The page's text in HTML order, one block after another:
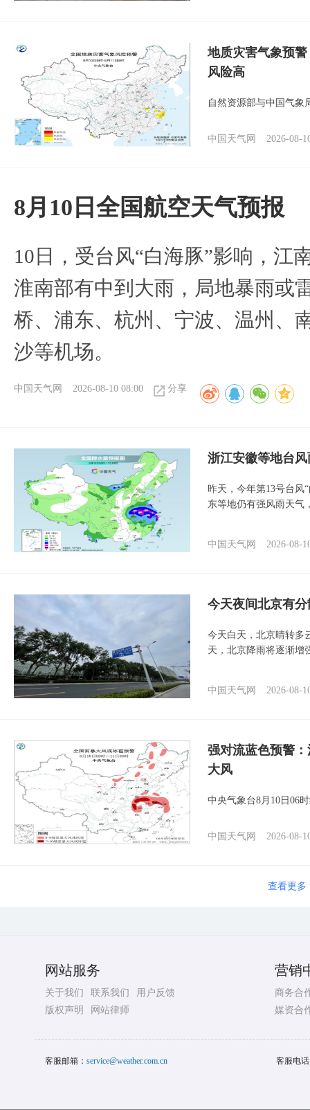
地质灾害气象预
风险高
自然资源部与中国气象
中国天气网 2026-08-
8月10日全国航空天气预报
10日，受台风“白海豚”影响，江
淮南部有中到大雨，局地暴雨或
桥、浦东、杭州、宁波、温州、
沙等机场。
中国天气网 2026-08-10 08:00 分享
浙江安徽等地台
昨天，今年第13号台风
东等地仍有强风雨天气
中国天气网 2026-08-
今天夜间北京有
今天白天，北京晴转多
天，北京降雨将逐渐增
中国天气网 2026-08-
强对流蓝色预警
大风
中央气象台8月10日06
中国天气网 2026-08-
查看更多
网站服务
关于我们 联系我们
用户反馈
版权声明
网站律师
营销
商务合
媒资合
客服邮箱： service@weather.com.cn 客服电